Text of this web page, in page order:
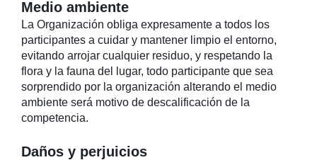
Medio ambiente
La Organización obliga expresamente a todos los
participantes a cuidar y mantener limpio el entorno,
evitando arrojar cualquier residuo, y respetando la
flora y la fauna del lugar, todo participante que sea
sorprendido por la organización alterando el medio
ambiente será motivo de descalificación de la
competencia.
Daños y perjuicios